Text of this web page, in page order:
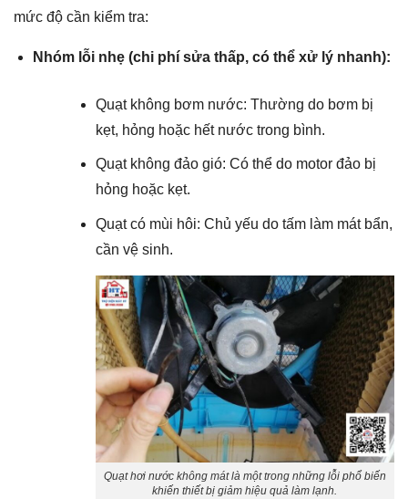
mức độ cần kiểm tra:
Nhóm lỗi nhẹ (chi phí sửa thấp, có thể xử lý nhanh):
Quạt không bơm nước: Thường do bơm bị
kẹt, hỏng hoặc hết nước trong bình.
Quạt không đảo gió: Có thể do motor đảo bị
hỏng hoặc kẹt.
Quạt có mùi hôi: Chủ yếu do tấm làm mát bẩn,
cần vệ sinh.
Quạt hơi nước không mát là một trong những lỗi phổ biến
khiến thiết bị giảm hiệu quả làm lạnh.